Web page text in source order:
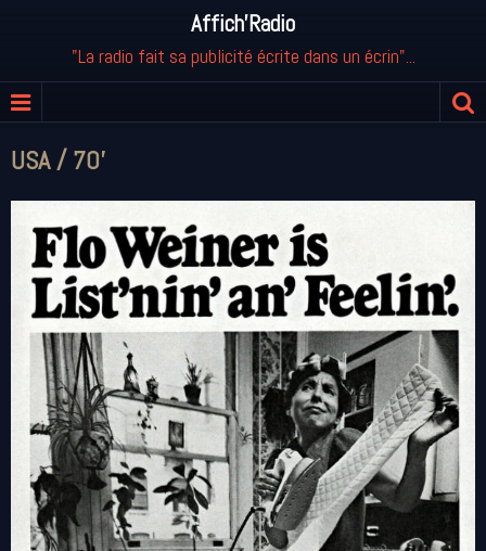
Affich'Radio
"La radio fait sa publicité écrite dans un écrin"...
USA / 70'